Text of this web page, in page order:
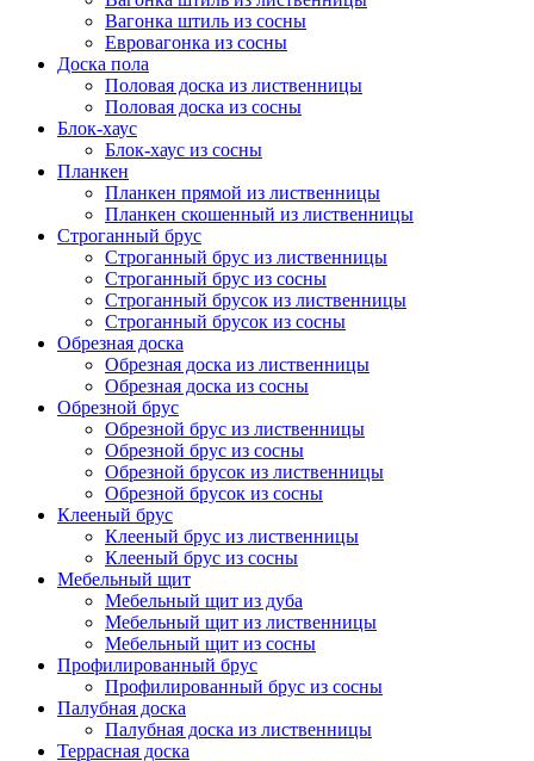
Вагонка штиль из сосны
Евровагонка из сосны
Доска пола
Половая доска из лиственницы
Половая доска из сосны
Блок-хаус
Блок-хаус из сосны
Планкен
Планкен прямой из лиственницы
Планкен скошенный из лиственницы
Строганный брус
Строганный брус из лиственницы
Строганный брус из сосны
Строганный брусок из лиственницы
Строганный брусок из сосны
Обрезная доска
Обрезная доска из лиственницы
Обрезная доска из сосны
Обрезной брус
Обрезной брус из лиственницы
Обрезной брус из сосны
Обрезной брусок из лиственницы
Обрезной брусок из сосны
Клееный брус
Клееный брус из лиственницы
Клееный брус из сосны
Мебельный щит
Мебельный щит из дуба
Мебельный щит из лиственницы
Мебельный щит из сосны
Профилированный брус
Профилированный брус из сосны
Палубная доска
Палубная доска из лиственницы
Террасная доска